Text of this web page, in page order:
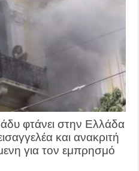
φτάνει στην Ελλάδα
και ανακριτή
για τον εμπρησμό